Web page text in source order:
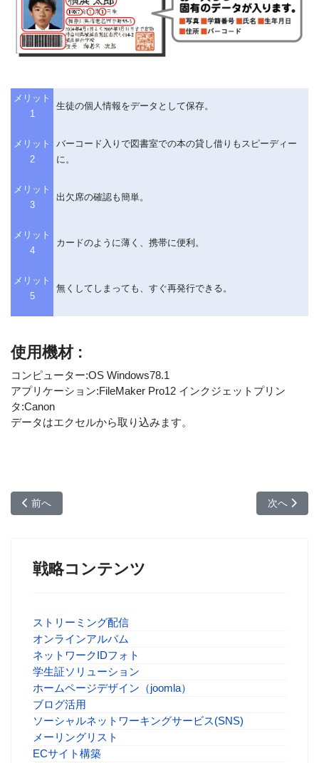
メリット
1
生徒の個人情報をデータとして保存。
メリット
2
バーコード入りで図書室での本の貸し借りもスピーディー
に。
メリット
3
出欠席の確認も簡単。
メリット
4
カードのように薄く、携帯に便利。
メリット
5
無くしてしまっても、すぐ再発行できる。
使用機材 :
コンピューター:OS Windows78.1
アプリケーション:FileMaker Pro12 インクジェットプリン
タ:Canon
データはエクセルから取り込みます。
前の記事へ: ホームページデザイン（joomlaデザイン）
前へ 次の記事
次へ
戦略コンテンツ
ストリーミング配信
オンラインアルバム
ネットワークIDフォト
学生証ソリューション
ホームページデザイン（joomla）
ブログ活用
ソーシャルネットワーキングサービス(SNS)
メーリングリスト
ECサイト構築